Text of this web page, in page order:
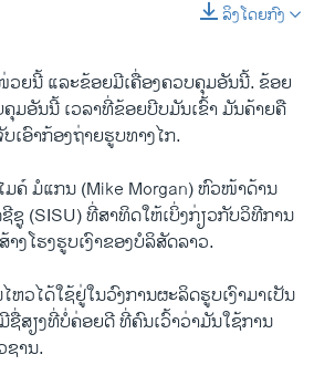
ລິງໂດຍກົງ
ວຍ​ນີ້ ແລະ​ຂ້ອຍ​ມີ​ເຄື່ອງຄວບ​ຄຸມ​ອັນ​ນີ້. ຂ້ອຍ​
ມອັນນີ້​ ເວ​ລາ​ທີ່​ຂ້ອ​ຍບີບມັນ​ເຂົ້າ ມັນ​ຄ້າຍ​ຄື
ເອົາກ້ອງ​ຖ່າຍ​ຮູບທາງ​ໄກ​.
ຄ໌ ມໍ​ແກນ (Mike Morgan) ຫົວ​ໜ້າດ້ານ​
(SISU) ທີ່​ສາທິດໃຫ້ເບິ່ງກ່ຽວ​ກັບວິທີການ
ງໂຮງຮູບເງົາຂອງບໍລິສັດລາວ.
ວໄດ້ໃຊ້ຢູ່ໃນວົງການຜະລິດຮູບເງົາມາເປັນ
ສຽງທີ່ບໍ່ຄ່ອຍດີ ທີ່ຄົນ​ເວົ້າວ່າມັນໃຊ້ການ
ຊານ.